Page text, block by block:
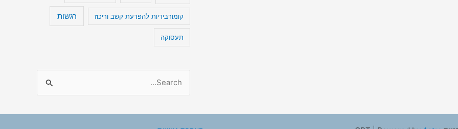
קומורבידיות להפרעת קשב וריכוז רגשות
תעסוקה
a